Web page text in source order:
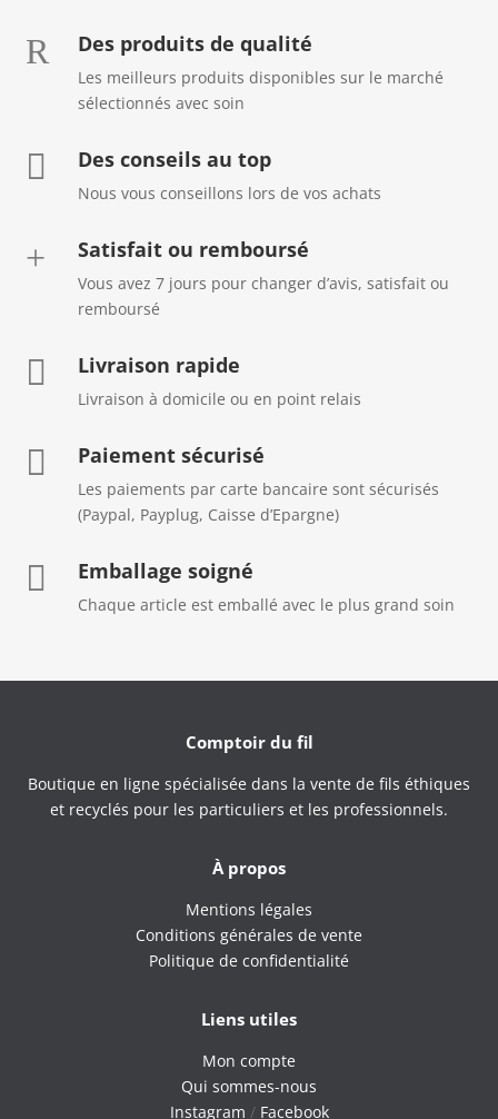
R Des produits de qualité
Les meilleurs produits disponibles sur le marché
sélectionnés avec soin
 Des conseils au top
Nous vous conseillons lors de vos achats
+ Satisfait ou remboursé
Vous avez 7 jours pour changer d’avis, satisfait ou
remboursé
 Livraison rapide
Livraison à domicile ou en point relais
 Paiement sécurisé
Les paiements par carte bancaire sont sécurisés
(Paypal, Payplug, Caisse d’Epargne)
 Emballage soigné
Chaque article est emballé avec le plus grand soin
Comptoir du fil
Boutique en ligne spécialisée dans la vente de fils éthiques
et recyclés pour les particuliers et les professionnels.
À propos
Mentions légales
Conditions générales de vente
Politique de confidentialité
Liens utiles
Mon compte
Qui sommes-nous
Instagram / Facebook